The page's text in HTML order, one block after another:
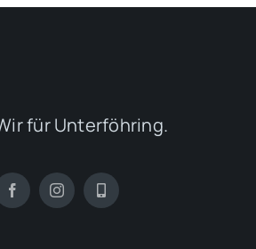
für Unterföhring.